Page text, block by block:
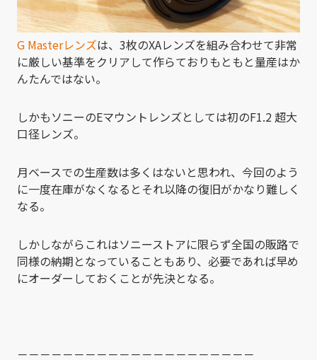
G Masterレンズは、3枚のXAレンズを組み合わせて非常
に厳しい基準をクリアして作らておりもともと量産はか
んたんではない。
しかもソニーのEマウントレンズとしては初のF1.2 超大
口径レンズ。
月ベースでの生産数は多くはないと思われ、今回のよう
に一度在庫がなくなるとそれ以降の復旧がかなり難しく
なる。
しかしながらこれはソニーストアに限らず全国の販路で
同様の納期となっていることもあり、必要であれば早め
にオーダーしておくことが先決となる。
－－－－－－－－－－－－－－－－－－－－－